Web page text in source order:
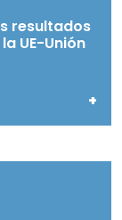
resultados
UE-Unión
+